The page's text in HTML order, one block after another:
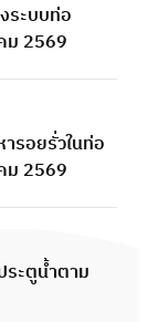
ระบบท่อ
ม 2569
รอยรั่วในท่อ
ม 2569
ะตูน้ำตาม